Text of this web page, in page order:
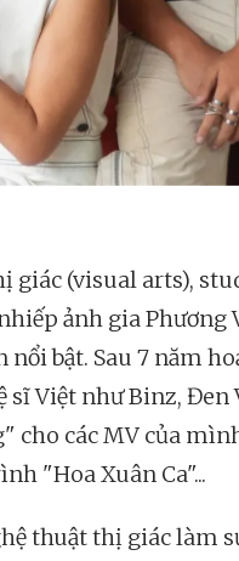
giác (visual arts),
ảnh gia Phương
bật. Sau 7 năm
Việt như Binz, Đen
cho các MV của
"Hoa Xuân Ca"...
thuật thị giác làm